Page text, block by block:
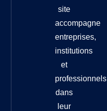
site
accompagne
entreprises,
institutions
et
professionnels
dans
leur